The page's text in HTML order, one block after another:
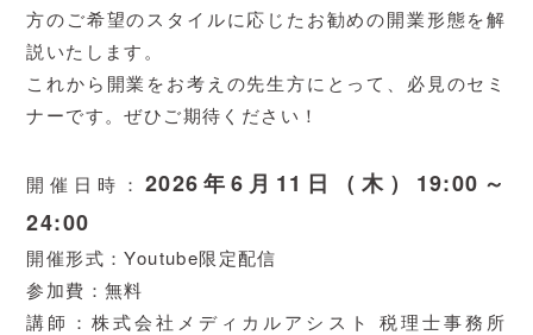
方のご希望のスタイルに応じたお勧めの開業形態を解
説いたします。
これから開業をお考えの先生方にとって、必見のセミ
ナーです。ぜひご期待ください！
開催日時： 2026年6月11日（木）19:00～
24:00
開催形式：Youtube限定配信
参加費：無料
講師：株式会社メディカルアシスト 税理士事務所